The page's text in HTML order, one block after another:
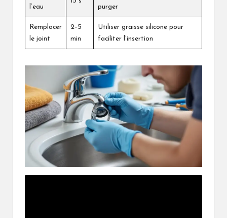
l’eau
purger
Remplacer
le joint
2–5
min
Utiliser graisse silicone pour
faciliter l’insertion